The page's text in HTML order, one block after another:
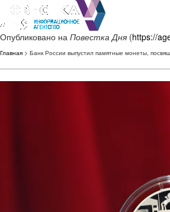
Опубликовано на Повестка Дня (https://
Главная > Банк России выпустил памятные монеты,